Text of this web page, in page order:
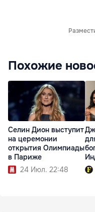
Похожие
Селин Дион выступит
на церемонии
открытия Олимпиады
в Париже
24 Июл. 22:48